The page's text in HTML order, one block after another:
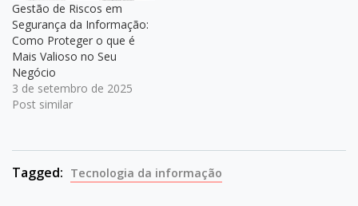
Gestão de Riscos em
Segurança da Informação:
Como Proteger o que é
Mais Valioso no Seu
Negócio
3 de setembro de 2025
Post similar
Tagged: Tecnologia da informação